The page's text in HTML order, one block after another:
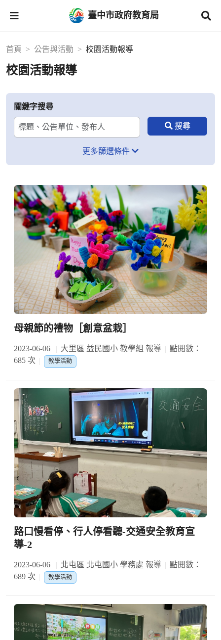
臺中市政府教育局
首頁 公告與活動 校園活動報導
校園活動報導
關鍵字搜尋
更多篩選條件
母親節的禮物［創意盆栽］
2023-06-06 大里區 益民國小 教學組 報導
點閱數：
685 次
教學活動
路口慢看停、行人停看聽-交通安全教育宣
導-2
2023-06-06 北屯區 北屯國小 學務處 報導
點閱數：
689 次
教學活動